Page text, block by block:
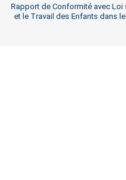
Rapport de Conformité avec Loi
et le Travail des Enfants dans